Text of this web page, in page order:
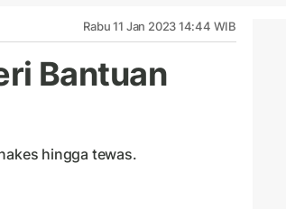
Rabu 11 Jan 2023 14:44 WIB
Bantuan
hingga tewas.